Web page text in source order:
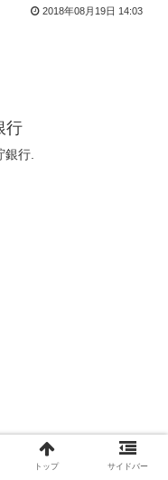
2018年08月19日 14:03
行
銀行.
トップ サイドバー